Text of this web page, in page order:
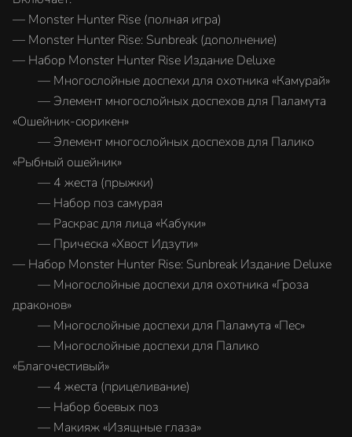
— Monster Hunter Rise (полная игра)
— Monster Hunter Rise: Sunbreak (дополнение)
— Набор Monster Hunter Rise Издание Deluxe
— Многослойные доспехи для охотника «Камурай»
— Элемент многослойных доспехов для Паламута
«Ошейник-сюрикен»
— Элемент многослойных доспехов для Палико
«Рыбный ошейник»
— 4 жеста (прыжки)
— Набор поз самурая
— Раскрас для лица «Кабуки»
— Прическа «Хвост Идзути»
— Набор Monster Hunter Rise: Sunbreak Издание Deluxe
— Многослойные доспехи для охотника «Гроза
драконов»
— Многослойные доспехи для Паламута «Пес»
— Многослойные доспехи для Палико
«Благочестивый»
— 4 жеста (прицеливание)
— Набор боевых поз
— Макияж «Изящные глаза»